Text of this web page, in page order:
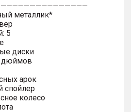
металлик*
5
диски
дюймов
арок
спойлер
колесо